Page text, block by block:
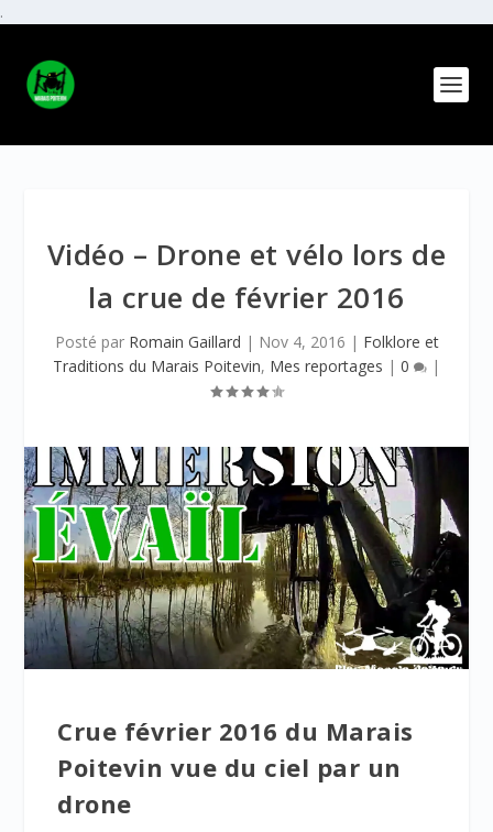
.
Vidéo – Drone et vélo lors de
la crue de février 2016
Posté par Romain Gaillard | Nov 4, 2016 | Folklore et
Traditions du Marais Poitevin, Mes reportages | 0 |
Crue février 2016 du Marais
Poitevin vue du ciel par un
drone